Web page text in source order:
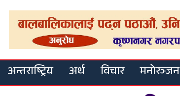
अन्तराष्ट्रिय अर्थ विचार मनोरञ्जन